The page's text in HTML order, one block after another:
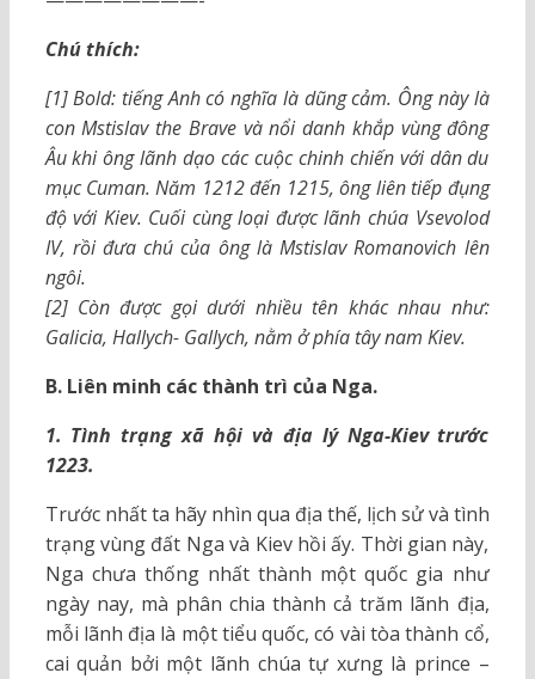
Chú thích:
[1] Bold: tiếng Anh có nghĩa là dũng cảm. Ông này là
con Mstislav the Brave và nổi danh khắp vùng đông
Âu khi ông lãnh dạo các cuộc chinh chiến với dân du
mục Cuman. Năm 1212 đến 1215, ông liên tiếp đụng
độ với Kiev. Cuối cùng loại được lãnh chúa Vsevolod
IV, rồi đưa chú của ông là Mstislav Romanovich lên
ngôi.
[2] Còn được gọi dưới nhiều tên khác nhau như:
Galicia, Hallych- Gallych, nằm ở phía tây nam Kiev.
B. Liên minh các thành trì của Nga.
1. Tình trạng xã hội và địa lý Nga-Kiev trước
1223.
Trước nhất ta hãy nhìn qua địa thế, lịch sử và tình
trạng vùng đất Nga và Kiev hồi ấy. Thời gian này,
Nga chưa thống nhất thành một quốc gia như
ngày nay, mà phân chia thành cả trăm lãnh địa,
mỗi lãnh địa là một tiểu quốc, có vài tòa thành cổ,
cai quản bởi một lãnh chúa tự xưng là prince –